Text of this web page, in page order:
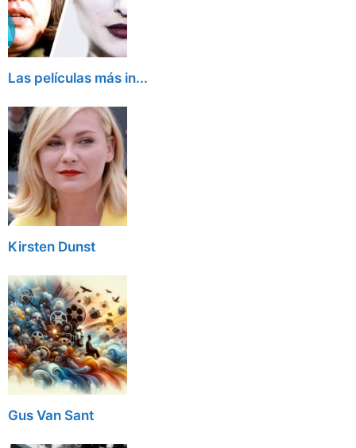
Las películas más in...
Kirsten Dunst
Gus Van Sant